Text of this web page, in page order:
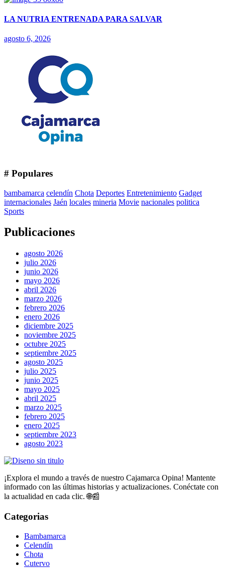
LA NUTRIA ENTRENADA PARA SALVAR
agosto 6, 2026
# Populares
bambamarca celendín Chota Deportes Entretenimiento Gadget
internacionales Jaén locales mineria Movie nacionales politica
Sports
Publicaciones
agosto 2026
julio 2026
junio 2026
mayo 2026
abril 2026
marzo 2026
febrero 2026
enero 2026
diciembre 2025
noviembre 2025
octubre 2025
septiembre 2025
agosto 2025
julio 2025
junio 2025
mayo 2025
abril 2025
marzo 2025
febrero 2025
enero 2025
septiembre 2023
agosto 2023
¡Explora el mundo a través de nuestro Cajamarca Opina! Mantente
informado con las últimas historias y actualizaciones. Conéctate con
la actualidad en cada clic. 🌐📰
Categorias
Bambamarca
Celendín
Chota
Cutervo